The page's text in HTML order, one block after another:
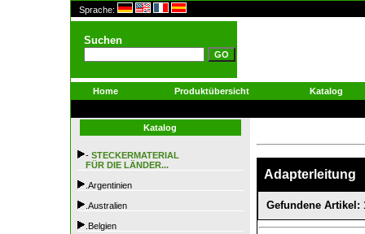
Sprache:
Suchen
Home Produktübersicht Katalog
Katalog
- STECKERMATERIAL
FÜR DIE LÄNDER...
.Argentinien
.Australien
.Belgien
Adapterleitung
Gefundene Artikel: